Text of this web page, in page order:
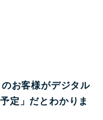
お客様がデジタル
定」だとわかりま